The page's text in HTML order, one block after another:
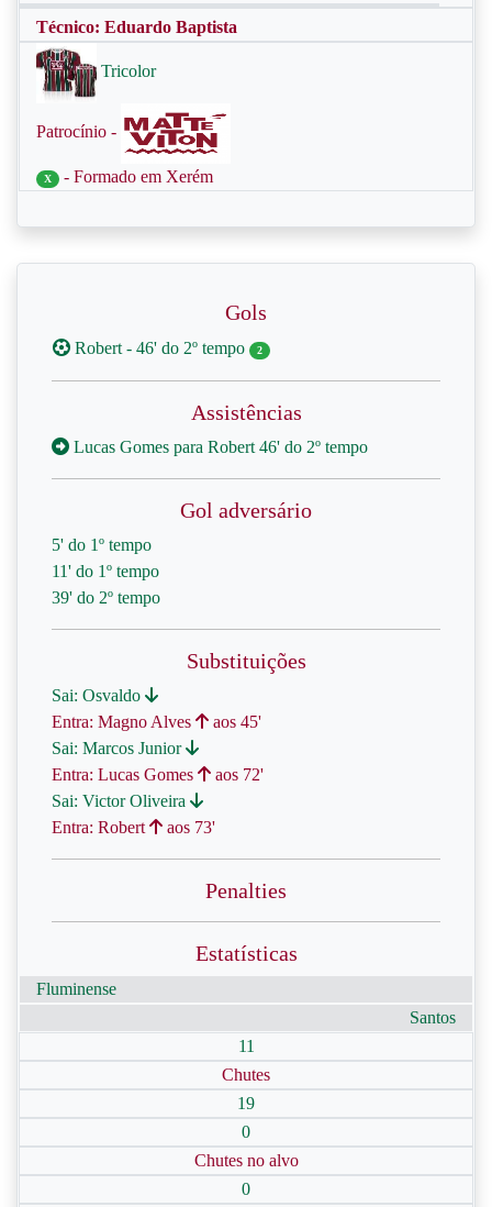
Técnico: Eduardo Baptista
Tricolor
Patrocínio -
X - Formado em Xerém
Gols
Robert - 46' do 2º tempo 2
Assistências
Lucas Gomes para Robert 46' do 2º tempo
Gol adversário
5' do 1º tempo
11' do 1º tempo
39' do 2º tempo
Substituições
Sai: Osvaldo
Entra: Magno Alves
aos 45'
Sai: Marcos Junior
Entra: Lucas Gomes
aos 72'
Sai: Victor Oliveira
Entra: Robert
aos 73'
Penalties
Estatísticas
Fluminense
Santos
11
Chutes
19
0
Chutes no alvo
0